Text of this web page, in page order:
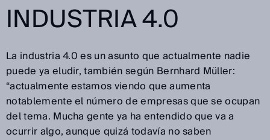
INDUSTRIA 4.0
La industria 4.0 es un asunto que actualmente nadie
puede ya eludir, también según Bernhard Müller:
“actualmente estamos viendo que aumenta
notablemente el número de empresas que se ocupan
del tema. Mucha gente ya ha entendido que va a
ocurrir algo, aunque quizá todavía no saben